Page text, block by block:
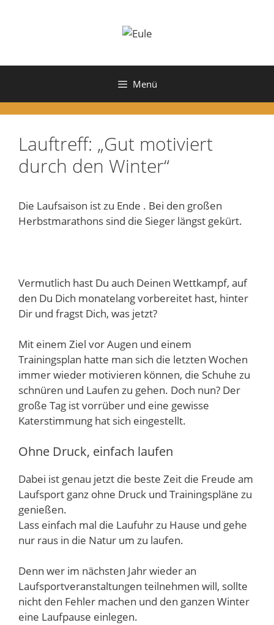
Menü
Lauftreff: „Gut motiviert
durch den Winter“
Die Laufsaison ist zu Ende . Bei den großen
Herbstmarathons sind die Sieger längst gekürt.
Vermutlich hast Du auch Deinen Wettkampf, auf
den Du Dich monatelang vorbereitet hast, hinter
Dir und fragst Dich, was jetzt?
Mit einem Ziel vor Augen und einem
Trainingsplan hatte man sich die letzten Wochen
immer wieder motivieren können, die Schuhe zu
schnüren und Laufen zu gehen. Doch nun? Der
große Tag ist vorrüber und eine gewisse
Katerstimmung hat sich eingestellt.
Ohne Druck, einfach laufen
Dabei ist genau jetzt die beste Zeit die Freude am
Laufsport ganz ohne Druck und Trainingspläne zu
genießen.
Lass einfach mal die Laufuhr zu Hause und gehe
nur raus in die Natur um zu laufen.
Denn wer im nächsten Jahr wieder an
Laufsportveranstaltungen teilnehmen will, sollte
nicht den Fehler machen und den ganzen Winter
eine Laufpause einlegen.